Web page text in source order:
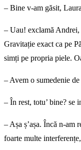
– Bine v-am găsit,
– Uau! exclamă Andrei,
Gravitație exact ca pe
simți pe propria piele.
– Avem o sumedenie
– În rest, totu’ bine? se
– Așa ș’așa. Încă n-am
foarte multe